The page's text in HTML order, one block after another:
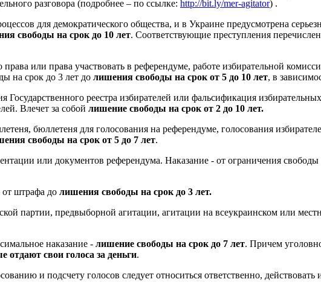
разговора (подробнее – по ссылке: http://bit.ly/mer-agitator) .
для демократического общества, и в Украине предусмотрена
свободы на срок до 10 лет. Соответствующие преступления
или права участвовать в референдуме, работе избирательной
на срок до 3 лет до лишения свободы на срок от 5 до 10 лет, в
реестра избирателей или фальсификация
Влечет за собой лишение свободы на срок от 2 до 10 лет.
бюллетеня для голосования на референдуме, голосования
свободы на срок от 5 до 7 лет.
или документов референдума. Наказание - от ограничения свободы
штрафа до лишения свободы на срок до 3 лет.
партии, предвыборной агитации, агитации на всеукраинском или
наказание - лишение свободы на срок до 7 лет. Причем
отдают свои голоса за деньги.
и подсчету голосов следует относиться ответственно,